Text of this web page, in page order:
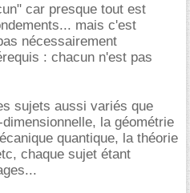
car presque tout est
mais c'est
nécessairement
: chacun n'est pas
sujets aussi variés que
la géométrie
quantique, la théorie
chaque sujet étant